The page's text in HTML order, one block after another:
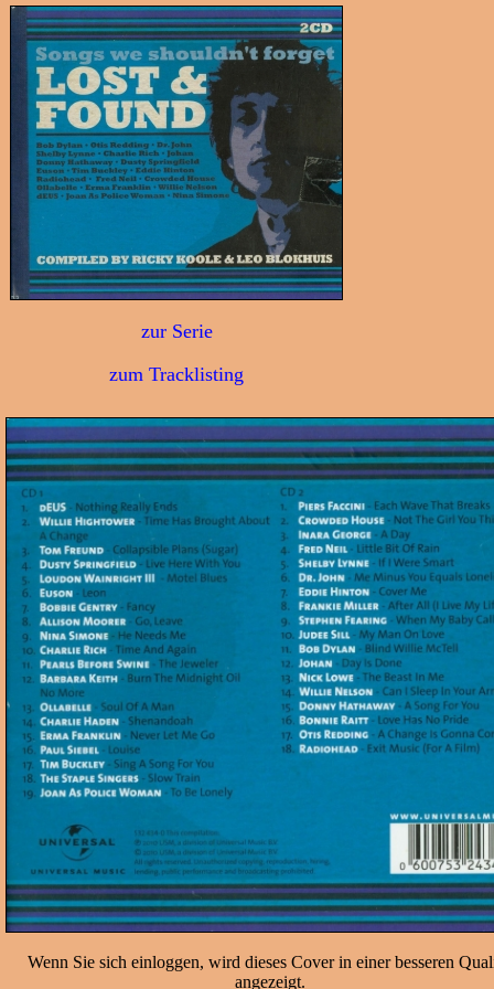
zur Serie
zum Tracklisting
Wenn Sie sich einloggen, wird dieses Cover in einer besseren
angezeigt.